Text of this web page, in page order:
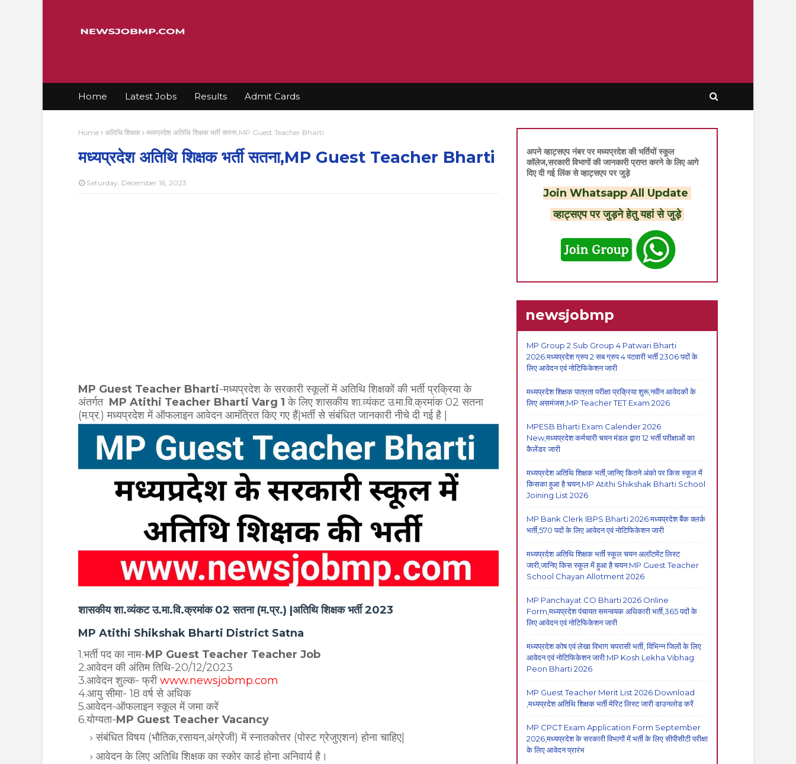
Home Latest Jobs Results Admit Cards
Home अतिथि शिक्षक मध्यप्रदेश अतिथि शिक्षक भर्ती सतना,MP Guest Teacher Bharti
मध्यप्रदेश अतिथि शिक्षक भर्ती सतना,MP Guest Teacher Bharti
Saturday, December 16, 2023
MP Guest Teacher Bharti-मध्यप्रदेश के सरकारी स्कूलों में अतिथि शिक्षकों की भर्ती प्रक्रिया के
अंतर्गत MP Atithi Teacher Bharti Varg 1 के लिए शासकीय शा.व्यंकट उ.मा.वि.क्रमांक 02 सतना
(म.प्र.) मध्यप्रदेश में ऑफलाइन आवेदन आमंत्रित किए गए हैं|भर्ती से संबंधित जानकारी नीचे दी गई है |
शासकीय शा.व्यंकट उ.मा.वि.क्रमांक 02 सतना (म.प्र.) |अतिथि शिक्षक भर्ती 2023
MP Atithi Shikshak Bharti District Satna
1.भर्ती पद का नाम-MP Guest Teacher Teacher Job
2.आवेदन की अंतिम तिथि-20/12/2023
3.आवेदन शुल्क- फ्रीwww.newsjobmp.com
4.आयु सीमा- 18 वर्ष से अधिक
5.आवेदन-ऑफलाइन स्कूल में जमा करें
6.योग्यता-MP Guest Teacher Vacancy
संबंधित विषय (भौतिक,रसायन,अंग्रेजी) में स्नातकोत्तर (पोस्ट ग्रेजुएशन) होना चाहिए|
आवेदन के लिए अतिथि शिक्षक का स्कोर कार्ड होना अनिवार्य है।
अपने व्हाट्सएप नंबर पर मध्यप्रदेश की भर्तियों स्कूल
कॉलेज,सरकारी विभागों की जानकारी प्राप्त करने के लिए आगे
दिए दी गई लिंक से व्हाट्सएप पर जुड़े
Join Whatsapp All Update
व्हाट्सएप पर जुड़ने हेतु यहां से जुड़े
newsjobmp
MP Group 2 Sub Group 4 Patwari Bharti
2026:मध्यप्रदेश ग्रुप 2 सब ग्रुप 4 पटवारी भर्ती 2306 पदों के
लिए आवेदन एवं नोटिफिकेशन जारी
मध्यप्रदेश शिक्षक पात्रता परीक्षा प्रक्रिया शुरू,नवीन आवेदकों के
लिए असमंजस,MP Teacher TET Exam 2026
MPESB Bharti Exam Calender 2026
New,मध्यप्रदेश कर्मचारी चयन मंडल द्वारा 12 भर्ती परीक्षाओं का
कैलेंडर जारी
मध्यप्रदेश अतिथि शिक्षक भर्ती,जानिए कितने अंको पर किस स्कूल में
किसका हुआ है चयन,MP Atithi Shikshak Bharti School
Joining List 2026
MP Bank Clerk IBPS Bharti 2026:मध्यप्रदेश बैंक क्लर्क
भर्ती,570 पदों के लिए आवेदन एवं नोटिफिकेशन जारी
मध्यप्रदेश अतिथि शिक्षक भर्ती स्कूल चयन अलॉटमेंट लिस्ट
जारी,जानिए किस स्कूल में हुआ है चयन:MP Guest Teacher
School Chayan Allotment 2026
MP Panchayat CO Bharti 2026 Online
Form,मध्यप्रदेश पंचायत समन्वयक अधिकारी भर्ती,365 पदों के
लिए आवेदन एवं नोटिफिकेशन जारी
मध्यप्रदेश कोष एवं लेखा विभाग चपरासी भर्ती, विभिन्न जिलों के लिए
आवेदन एवं नोटिफिकेशन जारी:MP Kosh Lekha Vibhag
Peon Bharti 2026
MP Guest Teacher Merit List 2026 Download
,मध्यप्रदेश अतिथि शिक्षक भर्ती मेरिट लिस्ट जारी डाउनलोड करें
MP CPCT Exam Application Form September
2026,मध्यप्रदेश के सरकारी विभागों में भर्ती के लिए सीपीसीटी परीक्षा
के लिए आवेदन प्रारंभ